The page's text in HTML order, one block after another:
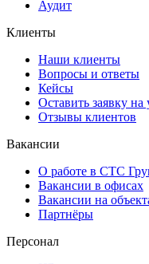
Аудит
Клиенты
Наши клиенты
Вопросы и ответы
Кейсы
Оставить заявку на
Отзывы клиентов
Вакансии
О работе в СТС
Вакансии в офисах
Вакансии на
Партнёры
Персонал